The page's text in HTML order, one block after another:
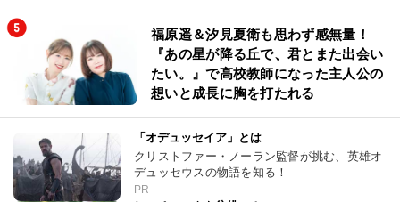
福原遥＆汐見夏衛も思わず感無量！
『あの星が降る丘で、君とまた出会い
たい。』で高校教師になった主人公の
想いと成長に胸を打たれる
「オデュッセイア」とは
クリストファー・ノーラン監督が挑む、英雄オ
デュッセウスの物語を知る！
PR